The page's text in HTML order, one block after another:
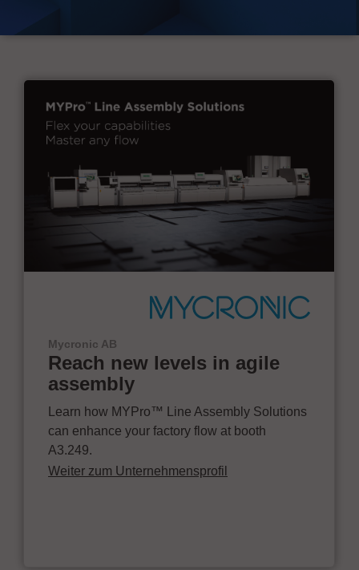
Mycronic AB
Reach new levels in agile
assembly
Learn how MYPro™ Line Assembly Solutions
can enhance your factory flow at booth
A3.249.
Weiter zum Unternehmensprofil